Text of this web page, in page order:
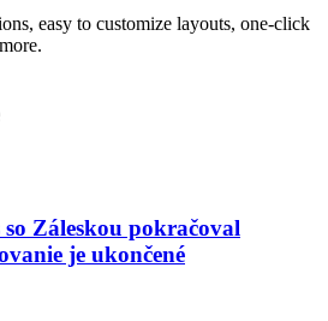
easy to customize layouts, one-click
Záleskou pokračoval
je ukončené